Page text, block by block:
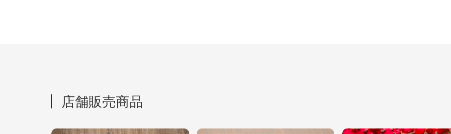
店舗販売商品